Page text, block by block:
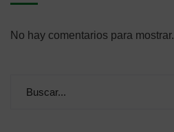
No hay comentarios para mostrar.